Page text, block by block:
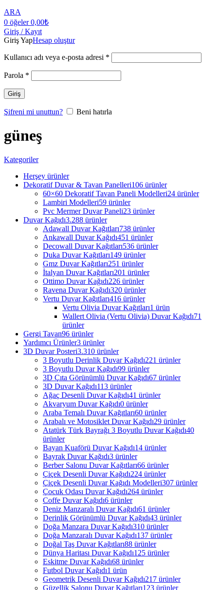
ARA
0 öğeler 0,00₺
Giriş / Kayıt
Giriş YapHesap oluştur
Kullanıcı adı veya e-posta adresi *
Parola *
Giriş
Şifreni mi unuttun? Beni hatırla
güneş
Kategoriler
Herşey ürünler
Dekoratif Duvar & Tavan Panelleri106 ürünler
60×60 Dekoratif Tavan Paneli Modelleri24 ürünler
Lambiri Modelleri59 ürünler
Pvc Mermer Duvar Paneli23 ürünler
Duvar Kağıdı3.288 ürünler
Adawall Duvar Kağıtları738 ürünler
Ankawall Duvar Kağıdı451 ürünler
Decowall Duvar Kağıtları536 ürünler
Duka Duvar Kağıtları149 ürünler
Gmz Duvar Kağıtları251 ürünler
İtalyan Duvar Kağıtları201 ürünler
Ottimo Duvar Kağıdı226 ürünler
Ravena Duvar Kağıdı320 ürünler
Vertu Duvar Kağıtları416 ürünler
Vertu Olivia Duvar Kağıtları1 ürün
Wallert Olivia (Vertu Olivia) Duvar Kağıdı71
ürünler
Gergi Tavan96 ürünler
Yardımcı Ürünler3 ürünler
3D Duvar Posteri3.310 ürünler
3 Boyutlu Derinlik Duvar Kağıdı221 ürünler
3 Boyutlu Duvar Kağıdı99 ürünler
3D Çıta Görünümlü Duvar Kağıdı67 ürünler
3D Duvar Kağıdı113 ürünler
Ağaç Desenli Duvar Kağıdı41 ürünler
Akvaryum Duvar Kağıdı0 ürünler
Araba Temalı Duvar Kağıtları60 ürünler
Arabalı ve Motosiklet Duvar Kağıdı29 ürünler
Atatürk Türk Bayrağı 3 Boyutlu Duvar Kağıdı40
ürünler
Bayan Kuaförü Duvar Kağıdı14 ürünler
Bayrak Duvar Kağıdı3 ürünler
Berber Salonu Duvar Kağıtları66 ürünler
Çiçek Desenli Duvar Kağıdı224 ürünler
Çiçek Desenli Duvar Kağıdı Modelleri307 ürünler
Çocuk Odası Duvar Kağıdı264 ürünler
Coffe Duvar Kağıdı6 ürünler
Deniz Manzaralı Duvar Kağıdı61 ürünler
Derinlik Görünümlü Duvar Kağıdı43 ürünler
Doğa Manzara Duvar Kağıdı310 ürünler
Doğa Manzaralı Duvar Kağıdı137 ürünler
Doğal Taş Duvar Kağıtları88 ürünler
Dünya Haritası Duvar Kağıdı125 ürünler
Eskitme Duvar Kağıdı68 ürünler
Futbol Duvar Kağıdı1 ürün
Geometrik Desenli Duvar Kağıdı217 ürünler
Güzellik Salonu Duvar Kağıtları123 ürünler